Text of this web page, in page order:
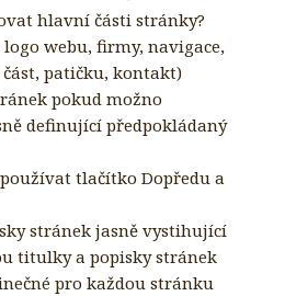
hlavní části stránky?
webu, firmy, navigace,
patičku, kontakt)
pokud možno
definující předpokládaný
tlačítko Dopředu a
stránek jasně vystihující
titulky a popisky stránek
pro každou stránku